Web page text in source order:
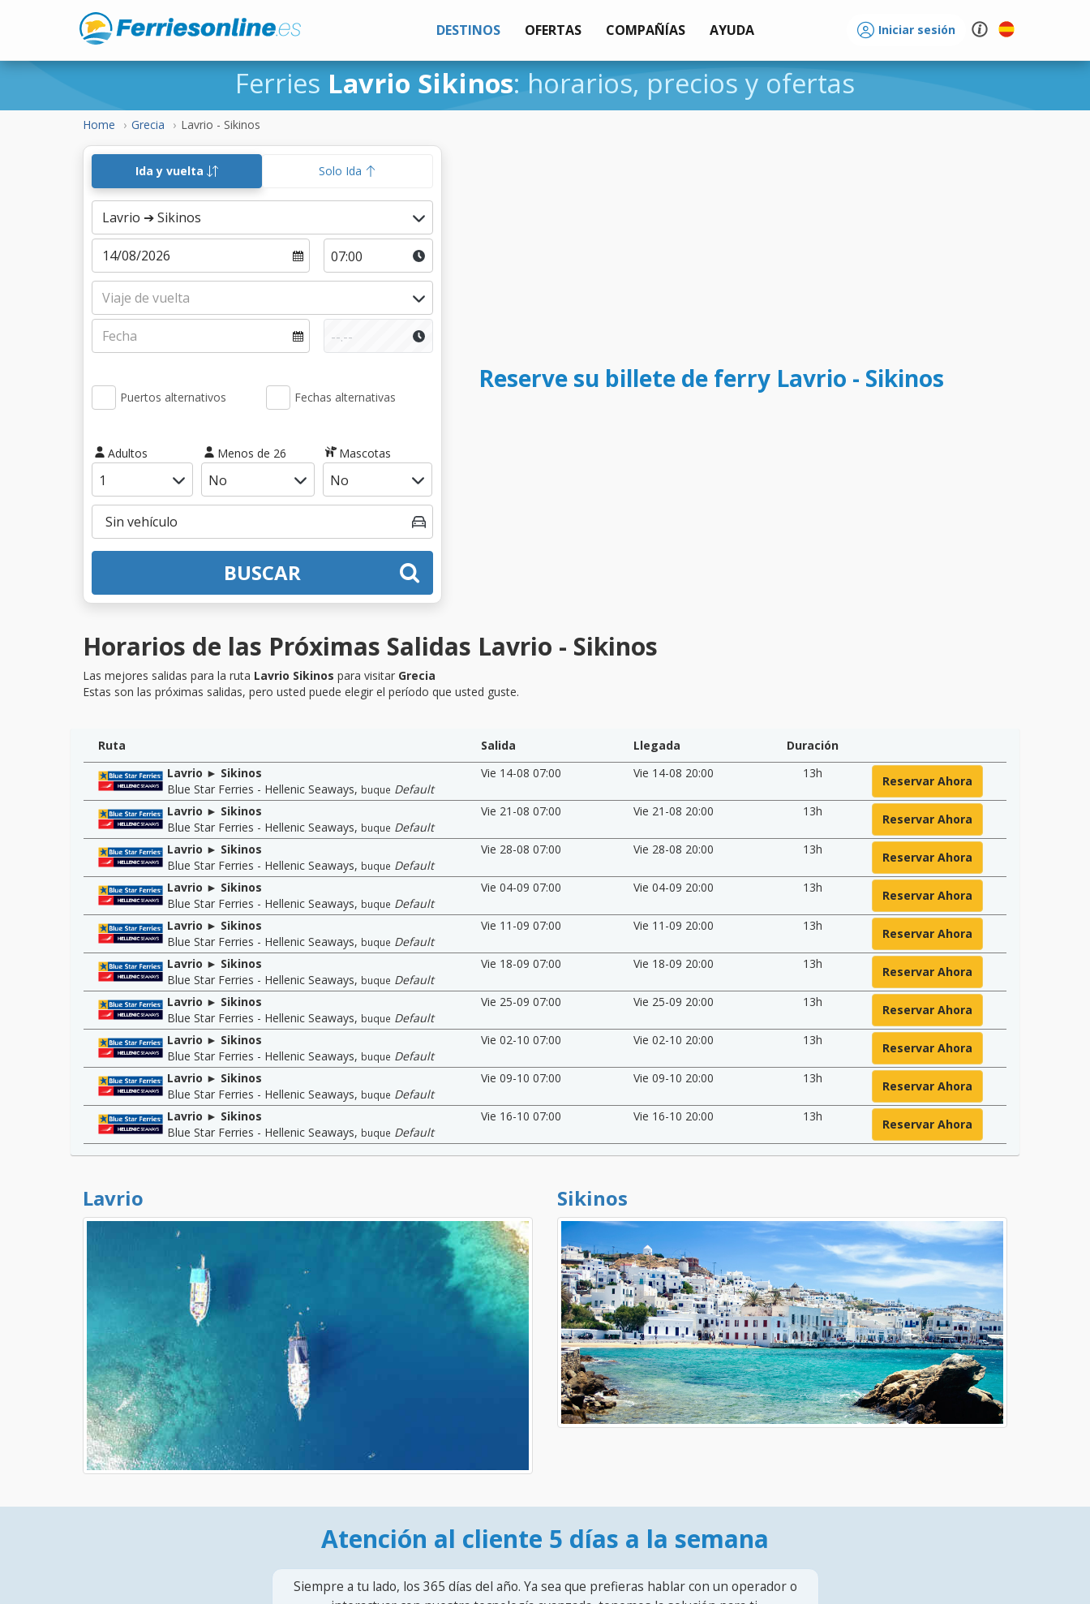
DESTINOS OFERTAS COMPAÑÍAS AYUDA Iniciar sesión
Ferries Lavrio Sikinos: horarios, precios y ofertas
Home Grecia Lavrio - Sikinos
Ida y vuelta Solo Ida
Puertos alternativos Fechas alternativas
Adultos Menos de 26 Mascotas
BUSCAR
Reserve su billete de ferry Lavrio - Sikinos
Horarios de las Próximas Salidas Lavrio - Sikinos
Las mejores salidas para la ruta Lavrio Sikinos para visitar Grecia
Estas son las próximas salidas, pero usted puede elegir el período que usted guste.
Ruta Salida Llegada
Duración
Lavrio ► Sikinos
Blue Star Ferries - Hellenic Seaways, buque Default
Vie 14-08 07:00 Vie 14-08 20:00 13h
Reservar Ahora
Lavrio ► Sikinos
Blue Star Ferries - Hellenic Seaways, buque Default
Vie 21-08 07:00 Vie 21-08 20:00 13h
Reservar Ahora
Lavrio ► Sikinos
Blue Star Ferries - Hellenic Seaways, buque Default
Vie 28-08 07:00 Vie 28-08 20:00 13h
Reservar Ahora
Lavrio ► Sikinos
Blue Star Ferries - Hellenic Seaways, buque Default
Vie 04-09 07:00 Vie 04-09 20:00 13h
Reservar Ahora
Lavrio ► Sikinos
Blue Star Ferries - Hellenic Seaways, buque Default
Vie 11-09 07:00 Vie 11-09 20:00 13h
Reservar Ahora
Lavrio ► Sikinos
Blue Star Ferries - Hellenic Seaways, buque Default
Vie 18-09 07:00 Vie 18-09 20:00 13h
Reservar Ahora
Lavrio ► Sikinos
Blue Star Ferries - Hellenic Seaways, buque Default
Vie 25-09 07:00 Vie 25-09 20:00 13h
Reservar Ahora
Lavrio ► Sikinos
Blue Star Ferries - Hellenic Seaways, buque Default
Vie 02-10 07:00 Vie 02-10 20:00 13h
Reservar Ahora
Lavrio ► Sikinos
Blue Star Ferries - Hellenic Seaways, buque Default
Vie 09-10 07:00 Vie 09-10 20:00 13h
Reservar Ahora
Lavrio ► Sikinos
Blue Star Ferries - Hellenic Seaways, buque Default
Vie 16-10 07:00 Vie 16-10 20:00 13h
Reservar Ahora
Lavrio Sikinos
Atención al cliente 5 días a la semana
Siempre a tu lado, los 365 días del año. Ya sea que prefieras hablar con un operador o